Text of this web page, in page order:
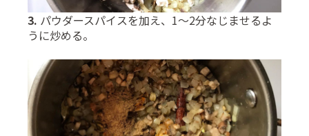
3. パウダースパイスを加え、1〜2分なじませるよ
うに炒める。